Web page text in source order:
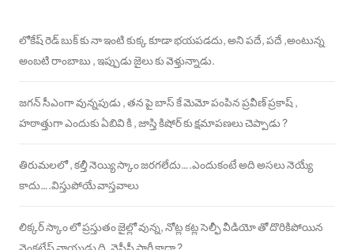
లోకేష్ రెడ్ బుక్ కు నా ఇంటి కుక్క కూడా భయపడదు, అని పదే, పదే ,అంటున్న
అంబటి రాంబాబు , ఇప్పుడు జైలు కు వెళ్తున్నాడు.
జగన్ సీఎంగా వున్నపుడు , తన పై బాస్ కే మెమో పంపిన ప్రవీణ్ ప్రకాష్ ,
హఠాత్తుగా ఎందుకు ఏబివి కి , జాస్తి కిషోర్ కు క్షమాపణలు చెప్పాడు ?
తిరుమలలో , కల్తీ నెయ్యి స్కాం జరగలేదు….ఎందుకంటే అది అసలు నెయ్యే
కాదు….విస్తుపోయే వాస్తవాలు
లిక్కర్ స్కాం లో ప్రస్తుతం జైల్లో వున్న, నోట్ల కట్ల సెల్ఫీ వీడియో తో దొరికిపోయిన
వెంకటేష్ నాయుడు ది, వైసీపీ పార్టీ కాదా ?